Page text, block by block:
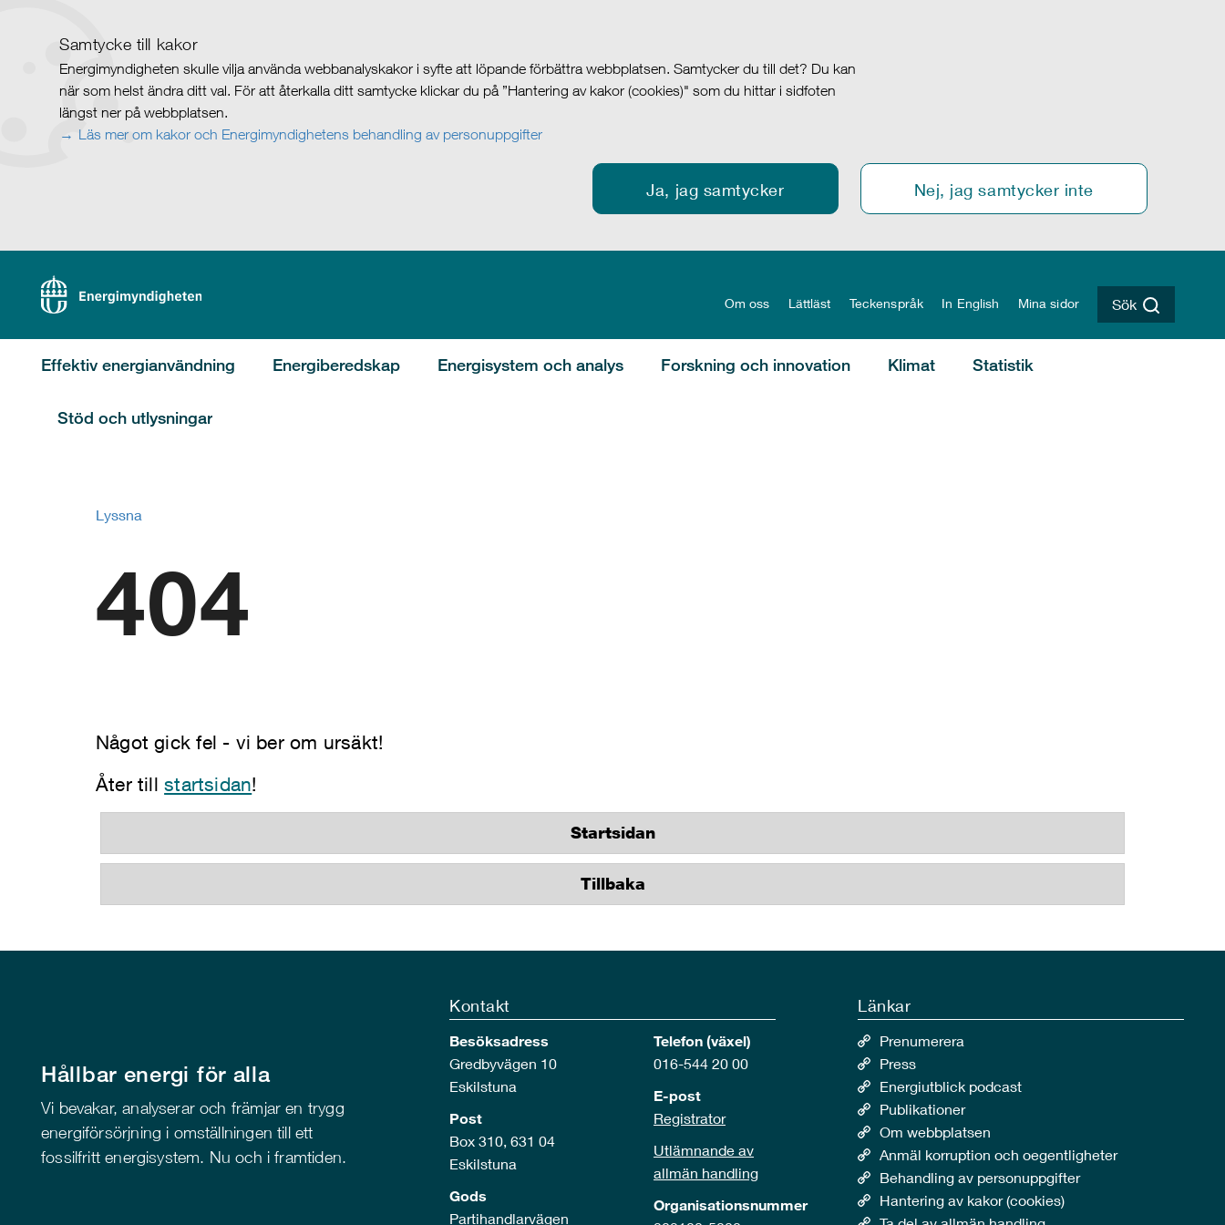
Samtycke till kakor
Energimyndigheten skulle vilja använda webbanalyskakor i syfte att löpande förbättra webbplatsen. Samtycker du till det? Du kan
när som helst ändra ditt val. För att återkalla ditt samtycke klickar du på ”Hantering av kakor (cookies)" som du hittar i sidfoten
längst ner på webbplatsen.
Läs mer om kakor och Energimyndighetens behandling av personuppgifter
Ja, jag samtycker Nej, jag samtycker inte
Om oss Lättläst Teckenspråk In English Mina sidor Sök
Effektiv energianvändning Energiberedskap Energisystem och analys Forskning och innovation Klimat Statistik
Stöd och utlysningar
Lyssna
404
Något gick fel - vi ber om ursäkt!
Åter tillstartsidan!
Startsidan
Tillbaka
Hållbar energi för alla
Vi bevakar, analyserar och främjar en trygg
energiförsörjning i omställningen till ett
fossilfritt energisystem. Nu och i framtiden.
Kontakt
Besöksadress
Gredbyvägen 10
Eskilstuna
Post
Box 310, 631 04
Eskilstuna
Gods
Partihandlarvägen
Telefon (växel)
016-544 20 00
E-post
Registrator
Utlämnande av
allmän handling
Organisationsnummer
Länkar
Prenumerera
Press
Energiutblick podcast
Publikationer
Om webbplatsen
Anmäl korruption och oegentligheter
Behandling av personuppgifter
Hantering av kakor (cookies)